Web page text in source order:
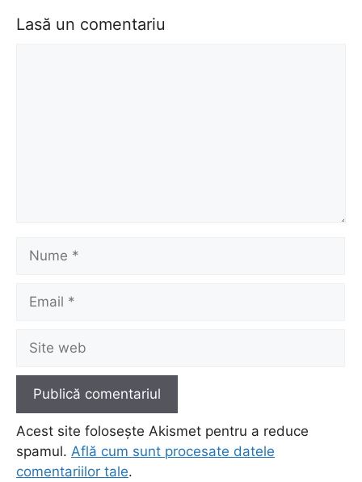
Lasă un comentariu
Nume
Email
Site
web
Acest site folosește Akismet pentru a reduce
spamul. Află cum sunt procesate datele
comentariilor tale.